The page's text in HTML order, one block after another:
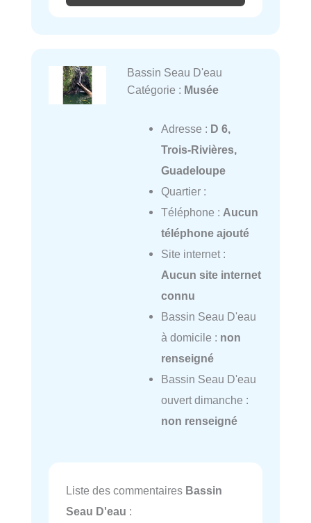
Bassin Seau D'eau
Catégorie : Musée
Adresse : D 6,
Trois-Rivières,
Guadeloupe
Quartier :
Téléphone : Aucun
téléphone ajouté
Site internet :
Aucun site internet
connu
Bassin Seau D'eau
à domicile : non
renseigné
Bassin Seau D'eau
ouvert dimanche :
non renseigné
Liste des commentaires Bassin
Seau D'eau :